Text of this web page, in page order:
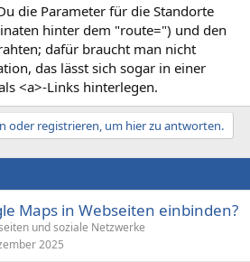
die Parameter für die Standorte
hinter dem "route=") und den
dafür braucht man nicht
das lässt sich sogar in einer
<a>-Links hinterlegen.
oder registrieren, um hier zu antworten.
Maps in Webseiten einbinden?
und soziale Netzwerke
2025